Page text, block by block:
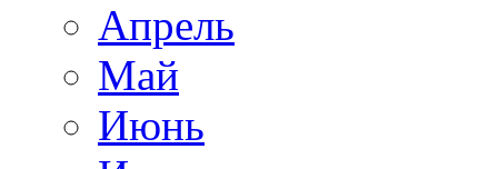
Апрель
Май
Июнь